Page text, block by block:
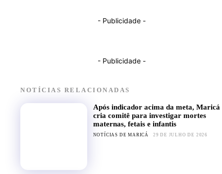
- Publicidade -
- Publicidade -
NOTÍCIAS RELACIONADAS
Após indicador acima da meta, Maricá
cria comitê para investigar mortes
maternas, fetais e infantis
NOTÍCIAS DE MARICÁ 29 DE JULHO DE 2026